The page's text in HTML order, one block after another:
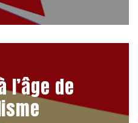
l’âge de